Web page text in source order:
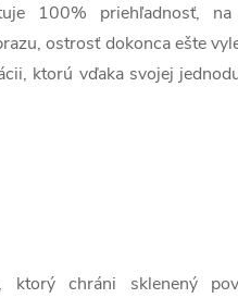
100% priehľadnosť,
ostrosť dokonca ešte
ktorú vďaka svojej
ktorý chráni sklenený